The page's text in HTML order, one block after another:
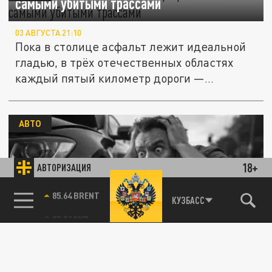
АВТОРИЗАЦИЯ 18+
85.64 BRENT КУЗБАСС
03 АВГУСТА 21:10
Пока в столице асфальт лежит идеальной
гладью, в трёх отечественных областях
каждый пятый километр дороги —...
На сколько хватит топлива в баке, если
АВТО